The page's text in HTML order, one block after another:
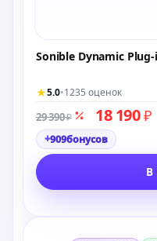
Sonible Dynamic
★5.0•1235 оценок
29 390₽ 18 190₽
+909бонусов
В